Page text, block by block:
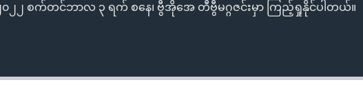
စက်တင်ဘာလ ၃ ရက် စနေ၊ ဗွီအိုအေ တီဗွီမဂ္ဂဇင်းမှာ ကြည့်ရှုနိုင်ပါတယ်။